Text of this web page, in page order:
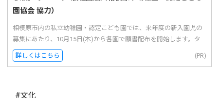
園協会 協力）
相模原市内の私立幼稚園・認定こども園では、来年度の新入園児の
募集にあたり、10月15日(木)から各園で願書配布を開始します。タ...
詳しくはこちら (PR)
#文化